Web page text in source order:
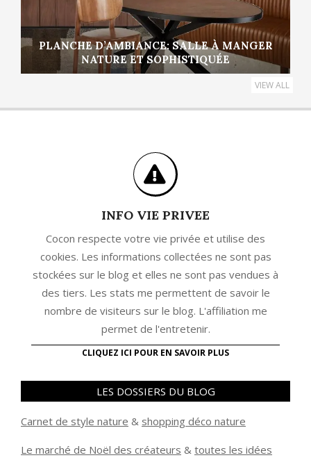
PLANCHE D’AMBIANCE: SALLE À MANGER
NATURE ET SOPHISTIQUÉE
VIEW ALL
INFO VIE PRIVEE
Cocon respecte votre vie privée et utilise des
cookies. Les informations collectées ne sont pas
stockées sur le blog et elles ne sont pas vendues à
des tiers. Les stats me permettent de savoir le
nombre de visiteurs sur le blog. L'affiliation me
permet de l'entretenir.
CLIQUEZ ICI POUR EN SAVOIR PLUS
LES DOSSIERS DU BLOG
Carnet de style nature & shopping déco nature
Le marché de Noël des créateurs & toutes les idées